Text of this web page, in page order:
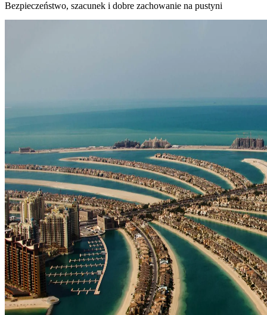
Bezpieczeństwo, szacunek i dobre zachowanie na pustyni